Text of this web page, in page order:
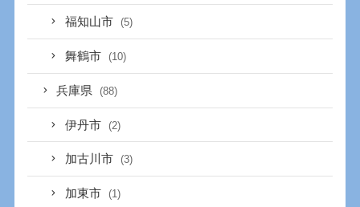
福知山市 (5)
舞鶴市 (10)
兵庫県 (88)
伊丹市 (2)
加古川市 (3)
加東市 (1)